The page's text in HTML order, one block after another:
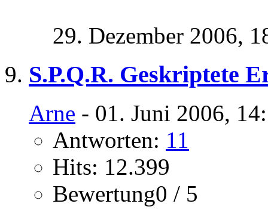
29. Dezember 2006,
S.P.Q.R. Geskriptete
Arne - 01. Juni 2006,
Antworten: 11
Hits: 12.399
Bewertung0 / 5